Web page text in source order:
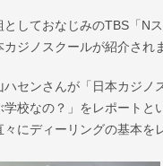
としておなじみのTBS「N
ジノスクールが紹介され
センさんが「日本カジノ
校なの？」をレポートと
にディーリングの基本を